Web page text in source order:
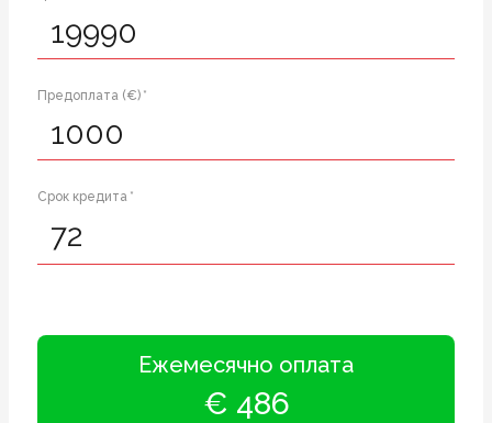
Предоплата (€) *
Срок кредита *
Ежемесячно оплата
€ 486